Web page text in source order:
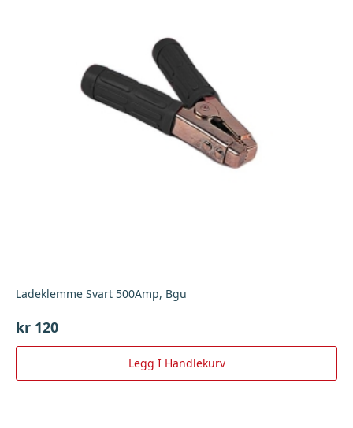
Ladeklemme Svart 500Amp, Bgu
kr 120
Legg I Handlekurv